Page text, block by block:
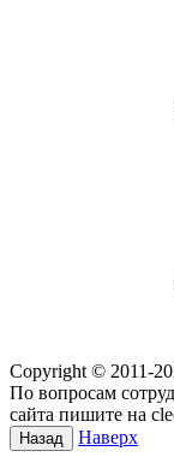
Copyright © 2011-
По вопросам
сайта пишите на
Наверх